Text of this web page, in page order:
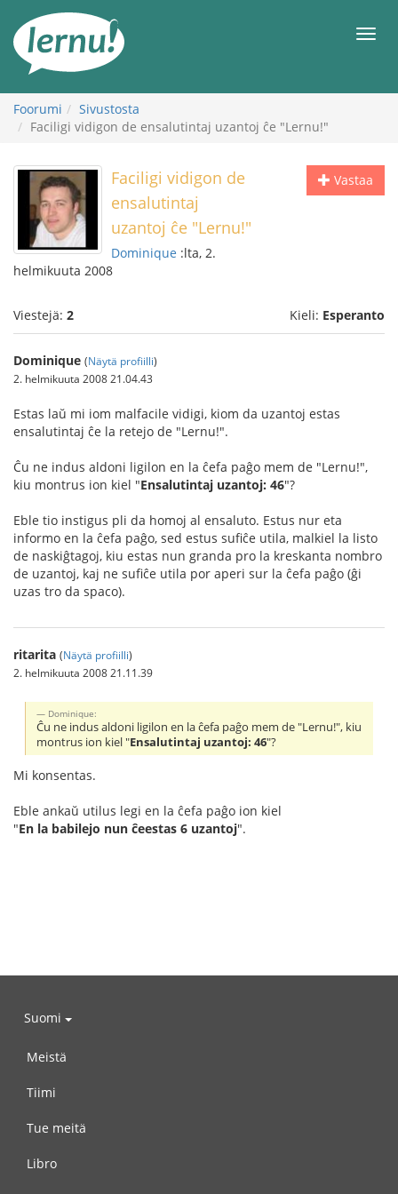
sisältöön
Foorumi
Sivustosta
Faciligi vidigon de ensalutintaj uzantoj ĉe "Lernu!"
Vastaa
Faciligi vidigon de
ensalutintaj
uzantoj ĉe "Lernu!"
Dominique :lta, 2.
helmikuuta 2008
Viestejä: 2 Kieli: Esperanto
Dominique (Näytä profiilli)
2. helmikuuta 2008 21.04.43
Estas laŭ mi iom malfacile vidigi, kiom da uzantoj estas
ensalutintaj ĉe la retejo de "Lernu!".
Ĉu ne indus aldoni ligilon en la ĉefa paĝo mem de "Lernu!",
kiu montrus ion kiel "Ensalutintaj uzantoj: 46"?
Eble tio instigus pli da homoj al ensaluto. Estus nur eta
informo en la ĉefa paĝo, sed estus sufiĉe utila, malkiel la listo
de naskiĝtagoj, kiu estas nun granda pro la kreskanta nombro
de uzantoj, kaj ne sufiĉe utila por aperi sur la ĉefa paĝo (ĝi
uzas tro da spaco).
ritarita (Näytä profiilli)
2. helmikuuta 2008 21.11.39
Dominique:
Ĉu ne indus aldoni ligilon en la ĉefa paĝo mem de "Lernu!", kiu
montrus ion kiel "Ensalutintaj uzantoj: 46"?
Mi konsentas.
Eble ankaŭ utilus legi en la ĉefa paĝo ion kiel
"En la babilejo nun ĉeestas 6 uzantoj".
Suomi
Meistä
Tiimi
Tue meitä
Libro